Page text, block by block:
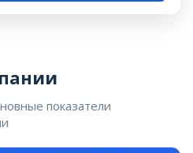
показатели